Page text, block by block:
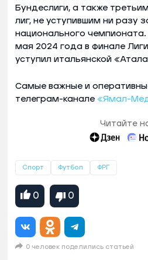
Бундеслиги, а также
лиг, не уступившим ни разу
национального
мая 2024 года в финале
уступил итальянской
Самые важные и
телеграм-канале «Ямал-
Читайте
Спорт Футбол ФРГ
0 0
0 человек поделились статьей